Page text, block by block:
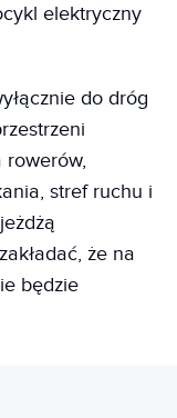
elektryczny
do dróg
rowerów,
stref ruchu i
że na
będzie